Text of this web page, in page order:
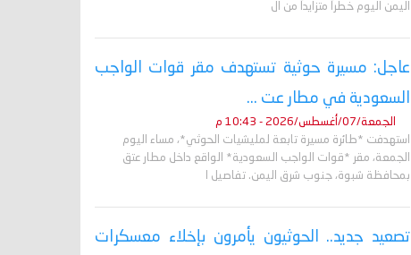
اليمن اليوم خطراً متزايداً من ال
عاجل: مسيرة حوثية تستهدف مقر قوات الواجب
السعودية في مطار عت ...
الجمعة/07/أغسطس/2026 - 10:43 م
استهدفت *طائرة مسيرة تابعة لمليشيات الحوثي*، مساء اليوم
الجمعة، مقر *قوات الواجب السعودية* الواقع داخل مطار عتق
بمحافظة شبوة، جنوب شرق اليمن. تفاصيل ا
تصعيد جديد.. الحوثيون يأمرون بإخلاء معسكرات